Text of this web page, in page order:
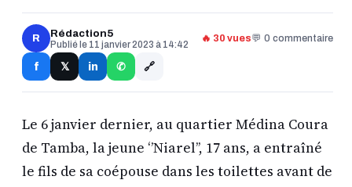
R Rédaction5
Publié le 11 janvier 2023 à 14:42
🔥 30 vues💬 0 commentaire
f 𝕏 in ✆ 🔗
Le 6 janvier dernier, au quartier Médina Coura
de Tamba, la jeune ‘’Niarel’’, 17 ans, a entraîné
le fils de sa coépouse dans les toilettes avant de